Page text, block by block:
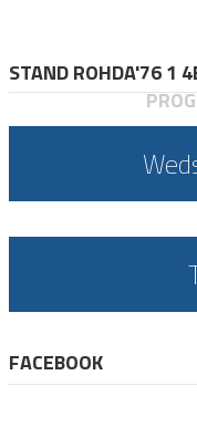
STAND ROHDA'76 1
FACEBOOK